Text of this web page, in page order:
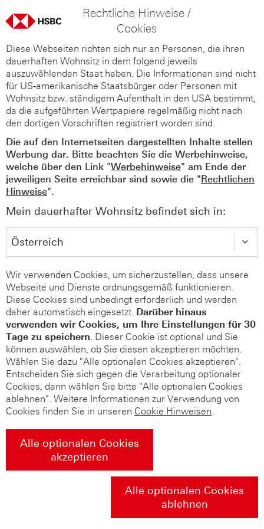
Rechtliche Hinweise /
Cookies
Diese Webseiten richten sich nur an Personen, die ihren
dauerhaften Wohnsitz in dem folgend jeweils
auszuwählenden Staat haben. Die Informationen sind nicht
für US-amerikanische Staatsbürger oder Personen mit
Wohnsitz bzw. ständigem Aufenthalt in den USA bestimmt,
da die aufgeführten Wertpapiere regelmäßig nicht nach
den dortigen Vorschriften registriert worden sind.
Die auf den Internetseiten dargestellten Inhalte stellen
Werbung dar. Bitte beachten Sie die Werbehinweise,
welche über den Link "Werbehinweise" am Ende der
jeweiligen Seite erreichbar sind sowie die "Rechtlichen
Hinweise".
Mein dauerhafter Wohnsitz befindet sich in:
Wir verwenden Cookies, um sicherzustellen, dass unsere
Webseite und Dienste ordnungsgemäß funktionieren.
Diese Cookies sind unbedingt erforderlich und werden
daher automatisch eingesetzt. Darüber hinaus
verwenden wir Cookies, um Ihre Einstellungen für 30
Tage zu speichern. Dieser Cookie ist optional und Sie
können auswählen, ob Sie diesen akzeptieren möchten.
Wählen Sie dazu "Alle optionalen Cookies akzeptieren".
Entscheiden Sie sich gegen die Verarbeitung optionaler
Cookies, dann wählen Sie bitte "Alle optionalen Cookies
ablehnen". Weitere Informationen zur Verwendung von
Cookies finden Sie in unseren Cookie Hinweisen.
Alle optionalen Cookies
akzeptieren
Alle optionalen Cookies
ablehnen